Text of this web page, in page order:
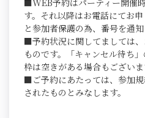
■WEB予約はパーティー開催
す。それ以降はお電話にてお
と参加者保護の為、番号を通
■予約状況に関してましては
ものです。「キャンセル待ち
枠は空きがある場合もございま
■ご予約にあたっては、参加
されたものとみなします。